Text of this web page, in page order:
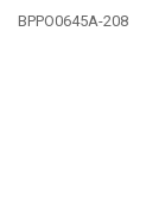
BPPO0645A-208